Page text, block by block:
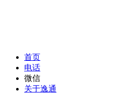
首页
电话
微信
关于逸通